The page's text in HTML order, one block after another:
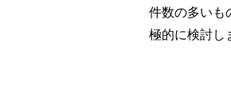
件数の多いも
極的に検討し